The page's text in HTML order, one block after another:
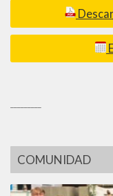
COMUNIDAD